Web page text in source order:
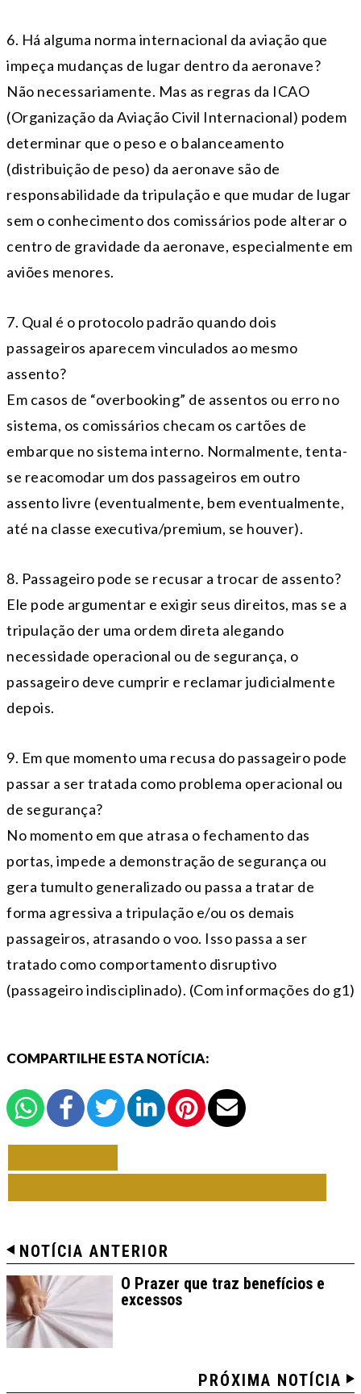
6. Há alguma norma internacional da aviação que
impeça mudanças de lugar dentro da aeronave?
Não necessariamente. Mas as regras da ICAO
(Organização da Aviação Civil Internacional) podem
determinar que o peso e o balanceamento
(distribuição de peso) da aeronave são de
responsabilidade da tripulação e que mudar de lugar
sem o conhecimento dos comissários pode alterar o
centro de gravidade da aeronave, especialmente em
aviões menores.
7. Qual é o protocolo padrão quando dois
passageiros aparecem vinculados ao mesmo
assento?
Em casos de “overbooking” de assentos ou erro no
sistema, os comissários checam os cartões de
embarque no sistema interno. Normalmente, tenta-
se reacomodar um dos passageiros em outro
assento livre (eventualmente, bem eventualmente,
até na classe executiva/premium, se houver).
8. Passageiro pode se recusar a trocar de assento?
Ele pode argumentar e exigir seus direitos, mas se a
tripulação der uma ordem direta alegando
necessidade operacional ou de segurança, o
passageiro deve cumprir e reclamar judicialmente
depois.
9. Em que momento uma recusa do passageiro pode
passar a ser tratada como problema operacional ou
de segurança?
No momento em que atrasa o fechamento das
portas, impede a demonstração de segurança ou
gera tumulto generalizado ou passa a tratar de
forma agressiva a tripulação e/ou os demais
passageiros, atrasando o voo. Isso passa a ser
tratado como comportamento disruptivo
(passageiro indisciplinado). (Com informações do g1)
COMPARTILHE ESTA NOTÍCIA:
NOTÍCIA ANTERIOR
O Prazer que traz benefícios e
excessos
PRÓXIMA NOTÍCIA